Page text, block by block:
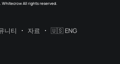
All rights reserved.
니티 자료 🇺🇸 ENG